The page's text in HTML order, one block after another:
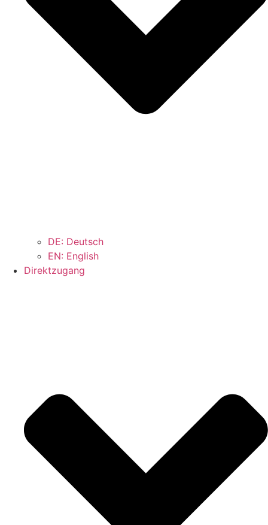
DE: Deutsch
EN: English
Direktzugang